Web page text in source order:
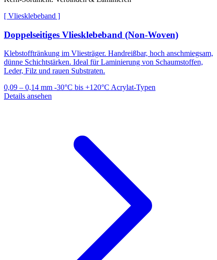
[ Vliesklebeband ]
Doppelseitiges Vliesklebeband (Non-Woven)
Klebstofftränkung im Vliesträger. Handreißbar, hoch anschmiegsam,
dünne Schichtstärken. Ideal für Laminierung von Schaumstoffen,
Leder, Filz und rauen Substraten.
0,09 – 0,14 mm -30°C bis +120°C Acrylat-Typen
Details ansehen